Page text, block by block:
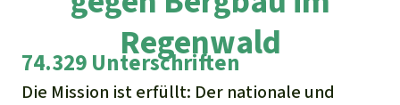
Kids
Newsletter­anmeldung
Klima
Biodiversität
Aktuelle Ausgabe
01/2026
Überuns
Über uns
Der Verein
Medien
Suche
SpendenkontoRettet den
Regenwald e. V.
DE11 4306096720250541 00
Regenwald
74.329 Unterschriften
Die Mission ist erfüllt: Der nationale und